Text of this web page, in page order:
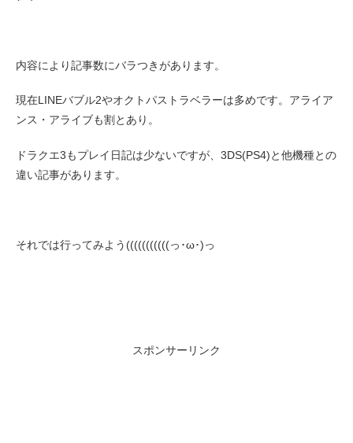
内容により記事数にバラつきがあります。
現在LINEバブル2やオクトパストラベラーは多めです。アライア
ンス・アライブも割とあり。
ドラクエ3もプレイ日記は少ないですが、3DS(PS4)と他機種との
違い記事があります。
それでは行ってみよう(((((((((((っ･ω･)っ
スポンサーリンク